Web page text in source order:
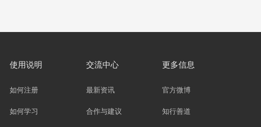
使用说明
如何注册
如何学习
交流中心
最新资讯
合作与建议
更多信息
官方微博
知行善道